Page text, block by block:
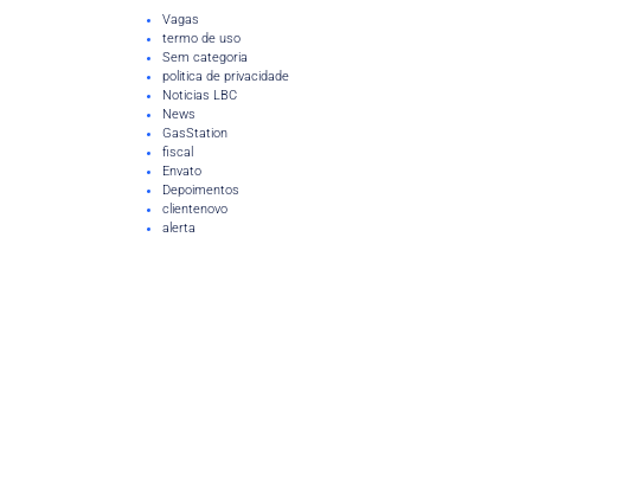
Vagas
termo de uso
Sem categoria
politica de privacidade
Noticias LBC
News
GasStation
fiscal
Envato
Depoimentos
clientenovo
alerta